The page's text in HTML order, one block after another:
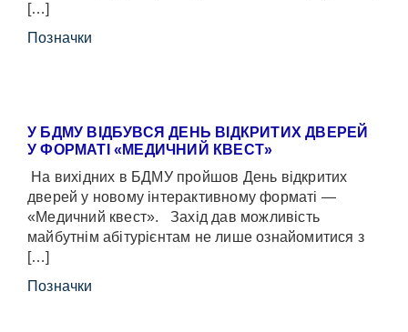
[…]
Позначки
У БДМУ ВІДБУВСЯ ДЕНЬ ВІДКРИТИХ ДВЕРЕЙ
У ФОРМАТІ «МЕДИЧНИЙ КВЕСТ»
На вихідних в БДМУ пройшов День відкритих
дверей у новому інтерактивному форматі —
«Медичний квест». Захід дав можливість
майбутнім абітурієнтам не лише ознайомитися з
[…]
Позначки